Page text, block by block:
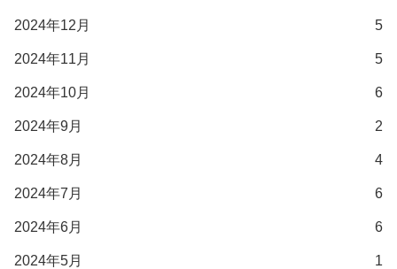
2024年12月 5
2024年11月 5
2024年10月 6
2024年9月 2
2024年8月 4
2024年7月 6
2024年6月 6
2024年5月 1